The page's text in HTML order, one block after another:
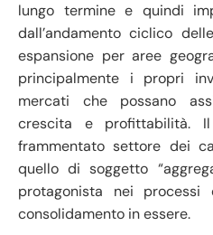
lungo termine e quindi
dall’andamento ciclico
espansione per aree
principalmente i propri
mercati che possano
crescita e profittabilità.
frammentato settore dei
quello di soggetto
protagonista nei processi
consolidamento in essere.